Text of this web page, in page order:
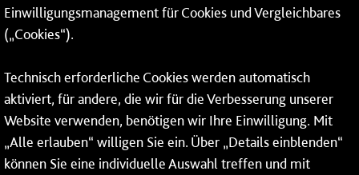
06131 – 12 77 77
Fax: 06131 – 12 66 66
* Montags bis freitags bis 7 und ab 18 Uhr sowie an
Wochenenden und Feiertagen ganztags werden Ihre
Anrufe je nach Themenauswahl an ein Callcenter des
RMV oder von nextbike weitergeleitet. Dort erhalten Sie
Einwilligungsmanagement für Cookies und Vergleichbares
(„Cookies“).
Technisch erforderliche Cookies werden automatisch
aktiviert, für andere, die wir für die Verbesserung unserer
Website verwenden, benötigen wir Ihre Einwilligung. Mit
„Alle erlauben“ willigen Sie ein. Über „Details einblenden“
können Sie eine individuelle Auswahl treffen und mit